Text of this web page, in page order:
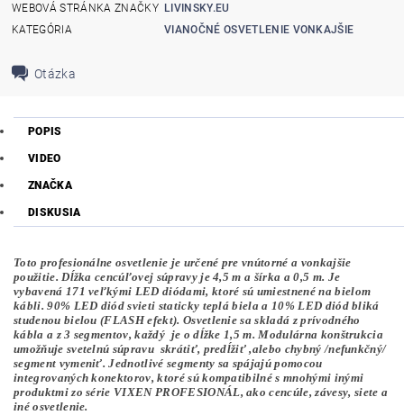
WEBOVÁ STRÁNKA ZNAČKY LIVINSKY.EU
KATEGÓRIA
VIANOČNÉ OSVETLENIE VONKAJŠIE
Otázka
POPIS
VIDEO
ZNAČKA
DISKUSIA
Toto profesionálne osvetlenie je určené pre vnútorné a vonkajšie
použitie. Dĺžka cencúľovej súpravy je 4,5 m a šírka a 0,5 m. Je
vybavená 171 veľkými LED diódami, ktoré sú umiestnené na bielom
kábli. 90% LED diód svieti staticky teplá biela a 10% LED diód bliká
studenou bielou (FLASH efekt). Osvetlenie sa skladá z prívodného
kábla a z 3 segmentov, každý je o dĺžke 1,5 m. Modulárna konštrukcia
umožňuje svetelnú súpravu skrátiť, predĺžiť ,alebo chybný /nefunkčný/
segment vymeniť. Jednotlivé segmenty sa spájajú pomocou
integrovaných konektorov, ktoré sú kompatibilné s mnohými inými
produktmi zo série VIXEN PROFESIONÁL, ako cencúle, závesy, siete a
iné osvetlenie.